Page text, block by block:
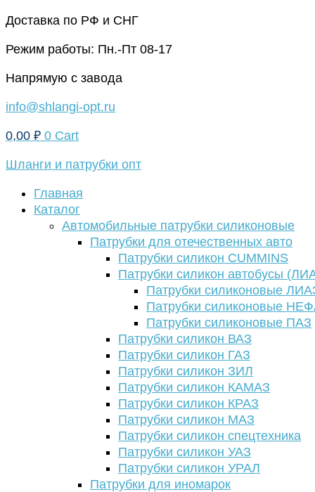
Перейти
содержимому
Доставка по РФ и СНГ
Режим работы: Пн.-Пт 08-17
Напрямую с завода
info@shlangi-opt.ru
0,00 ₽ 0 Cart
Шланги и патрубки опт
Главная
Каталог
Автомобильные патрубки силиконовые
Патрубки для отечественных авто
Патрубки силикон CUMMINS
Патрубки силикон автобусы
Патрубки силиконовые
Патрубки силиконовые
Патрубки силиконовые ПАЗ
Патрубки силикон ВАЗ
Патрубки силикон ГАЗ
Патрубки силикон ЗИЛ
Патрубки силикон КАМАЗ
Патрубки силикон КРАЗ
Патрубки силикон МАЗ
Патрубки силикон спецтехника
Патрубки силикон УАЗ
Патрубки силикон УРАЛ
Патрубки для иномарок